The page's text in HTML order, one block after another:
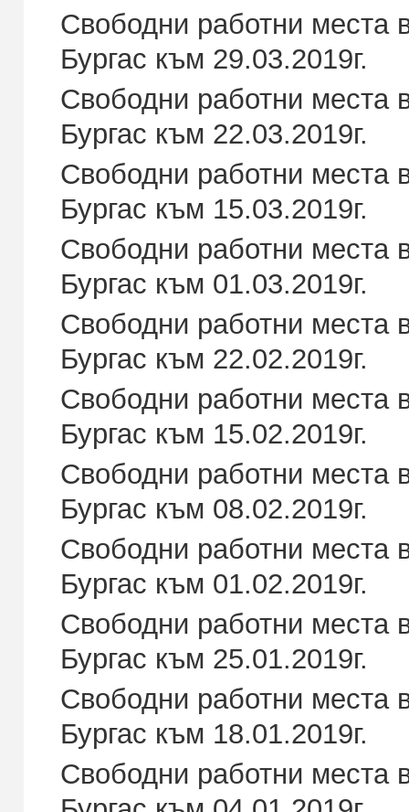
Свободни работни места
Бургас към 29.03.2019г.
Свободни работни места
Бургас към 22.03.2019г.
Свободни работни места
Бургас към 15.03.2019г.
Свободни работни места
Бургас към 01.03.2019г.
Свободни работни места
Бургас към 22.02.2019г.
Свободни работни места
Бургас към 15.02.2019г.
Свободни работни места
Бургас към 08.02.2019г.
Свободни работни места
Бургас към 01.02.2019г.
Свободни работни места
Бургас към 25.01.2019г.
Свободни работни места
Бургас към 18.01.2019г.
Свободни работни места